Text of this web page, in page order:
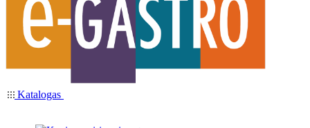
Katalogas